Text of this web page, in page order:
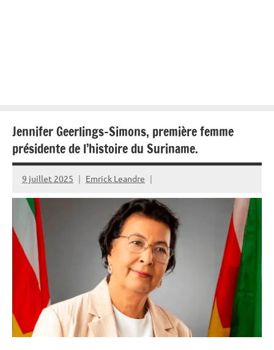
Jennifer Geerlings-Simons, première femme
présidente de l’histoire du Suriname.
9 juillet 2025 Emrick Leandre